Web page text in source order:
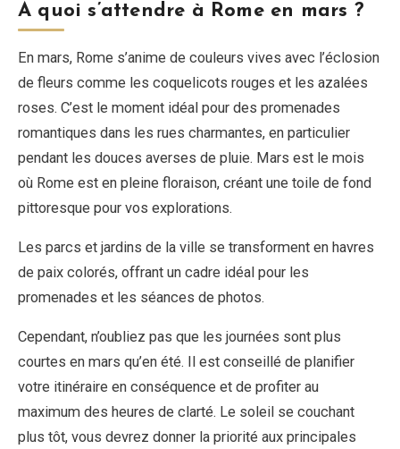
À quoi s’attendre à Rome en mars ?
En mars, Rome s’anime de couleurs vives avec l’éclosion
de fleurs comme les coquelicots rouges et les azalées
roses. C’est le moment idéal pour des promenades
romantiques dans les rues charmantes, en particulier
pendant les douces averses de pluie. Mars est le mois
où Rome est en pleine floraison, créant une toile de fond
pittoresque pour vos explorations.
Les parcs et jardins de la ville se transforment en havres
de paix colorés, offrant un cadre idéal pour les
promenades et les séances de photos.
Cependant, n’oubliez pas que les journées sont plus
courtes en mars qu’en été. Il est conseillé de planifier
votre itinéraire en conséquence et de profiter au
maximum des heures de clarté. Le soleil se couchant
plus tôt, vous devrez donner la priorité aux principales